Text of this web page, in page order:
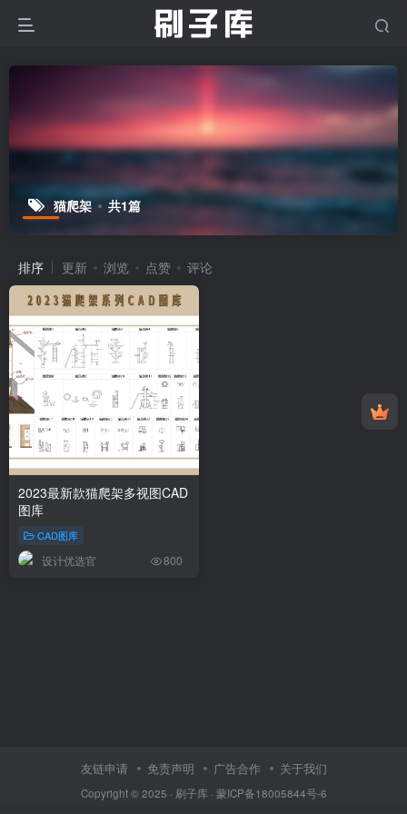
猫爬架 共1篇
排序 更新 浏览 点赞 评论
2023最新款猫爬架多视图CAD
图库
CAD图库
设计优选官 800
友链申请 免责声明 广告合作 关于我们
Copyright © 2025 · 刷子库 · 蒙ICP备18005844号-6